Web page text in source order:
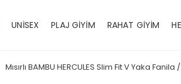
UNİSEX PLAJ GİYİM RAHAT GİYİM
Mısırlı BAMBU HERCULES Slim Fit V Yaka